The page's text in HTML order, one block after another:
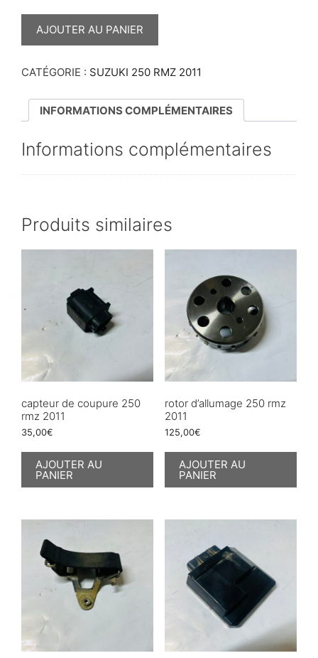
QUANTITÉ
RMZ
AJOUTER AU PANIER
CATÉGORIE : SUZUKI 250 RMZ 2011
INFORMATIONS COMPLÉMENTAIRES
Informations complémentaires
Produits similaires
capteur de coupure 250
rmz 2011
35,00€
AJOUTER AU
PANIER
rotor d’allumage 250 rmz
2011
125,00€
AJOUTER AU
PANIER